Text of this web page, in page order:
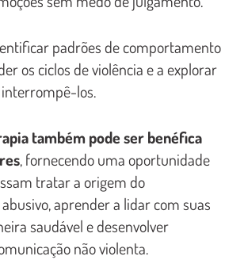
padrões de comportamento
os ciclos de violência e a explorar
los.
também pode ser benéfica
, fornecendo uma oportunidade
tratar a origem do
aprender a lidar com suas
saudável e desenvolver
não violenta.